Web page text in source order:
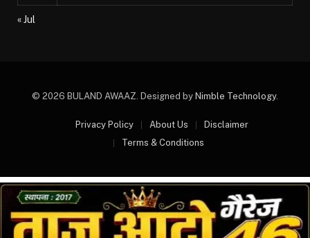
« Jul
© 2026 BULAND AWAAZ. Designed by Nimble Technology.
Privacy Policy About Us
Disclaimer
Terms & Conditions